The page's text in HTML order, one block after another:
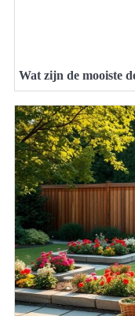
Wat zijn de mooiste